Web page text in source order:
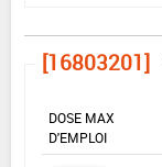
[16803201]
DOSE MAX
D'EMPLOI